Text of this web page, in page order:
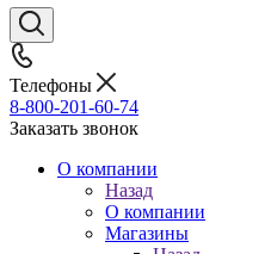
Телефоны
8-800-201-60-74
Заказать звонок
О компании
Назад
О компании
Магазины